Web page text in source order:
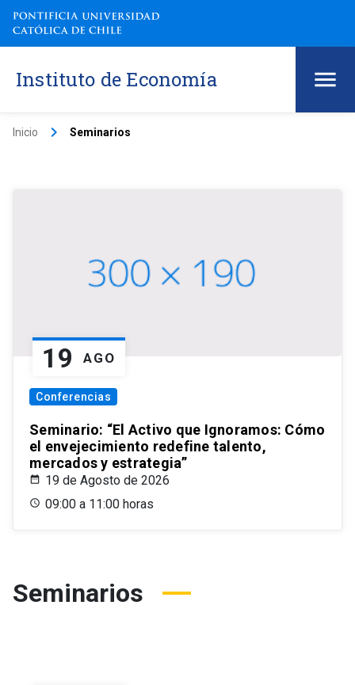
Instituto de Economía
Inicio keyboard_arrow_right Seminarios
19 AGO
Conferencias
Seminario: “El Activo que Ignoramos: Cómo
el envejecimiento redefine talento,
mercados y estrategia”
19 de Agosto de 2026
09:00 a 11:00 horas
Seminarios